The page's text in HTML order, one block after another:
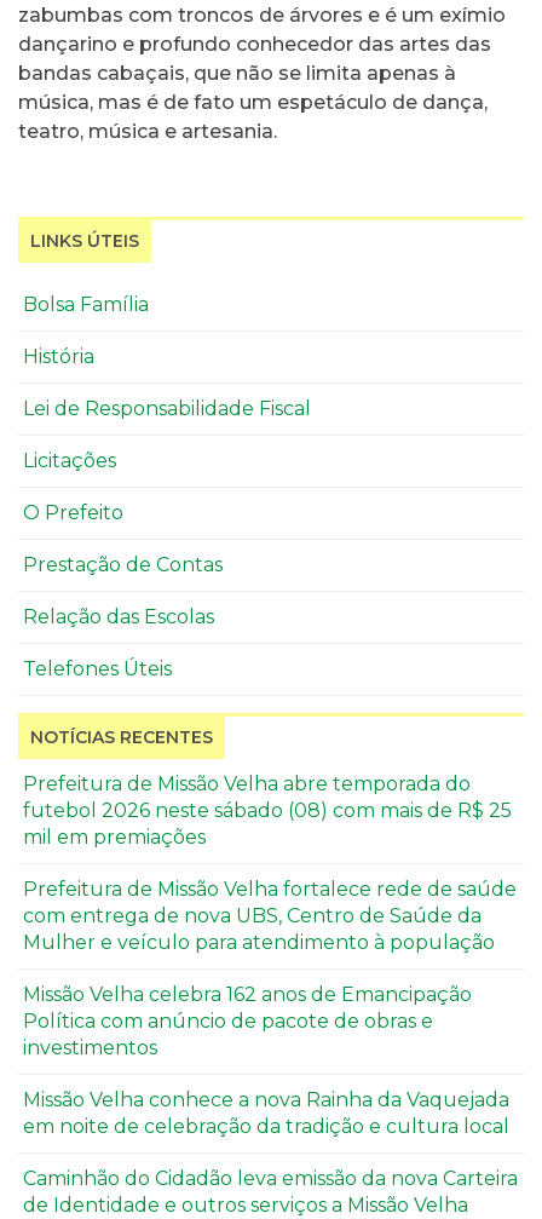
zabumbas com troncos de árvores e é um exímio
dançarino e profundo conhecedor das artes das
bandas cabaçais, que não se limita apenas à
música, mas é de fato um espetáculo de dança,
teatro, música e artesania.
LINKS ÚTEIS
Bolsa Família
História
Lei de Responsabilidade Fiscal
Licitações
O Prefeito
Prestação de Contas
Relação das Escolas
Telefones Úteis
NOTÍCIAS RECENTES
Prefeitura de Missão Velha abre temporada do
futebol 2026 neste sábado (08) com mais de R$ 25
mil em premiações
Prefeitura de Missão Velha fortalece rede de saúde
com entrega de nova UBS, Centro de Saúde da
Mulher e veículo para atendimento à população
Missão Velha celebra 162 anos de Emancipação
Política com anúncio de pacote de obras e
investimentos
Missão Velha conhece a nova Rainha da Vaquejada
em noite de celebração da tradição e cultura local
Caminhão do Cidadão leva emissão da nova Carteira
de Identidade e outros serviços a Missão Velha